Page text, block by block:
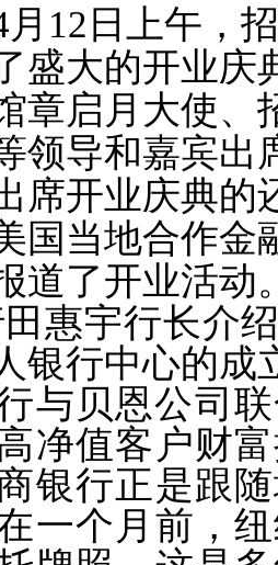
月 12 日上午，
盛大的开业庆
章启月大使、
领导和嘉宾出
席开业庆典的
国当地合作金
道了开业活动
惠宇行长介
银行中心的成
与贝恩公司
净值客户财
银行正是跟
一个月前，